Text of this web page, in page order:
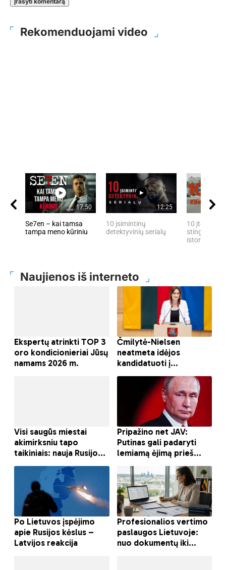
Rekomenduojami video
17:50
Se7en – kai tamsa
tampa meno kūriniu
12:25
10 įsimintinų
detektyvinių serialų
10 įtemptų,
stingdančių
istorijų
Naujienos iš interneto